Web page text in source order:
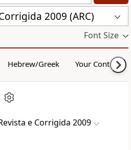
2009 (ARC)
Font Size
Hebrew/Greek Your Content
e Corrigida 2009